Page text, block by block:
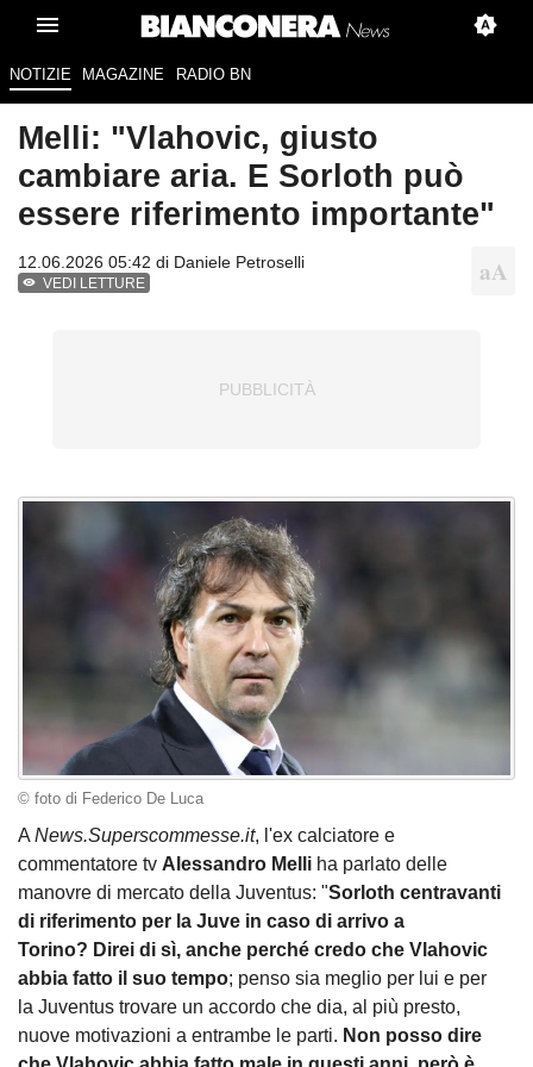
NOTIZIE MAGAZINE RADIO BN
Melli: "Vlahovic, giusto
cambiare aria. E Sorloth può
essere riferimento importante"
12.06.2026 05:42 di Daniele Petroselli
VEDI LETTURE
© foto di Federico De Luca
A News.Superscommesse.it, l'ex calciatore e
commentatore tv Alessandro Melli ha parlato delle
manovre di mercato della Juventus: "Sorloth centravanti
di riferimento per la Juve in caso di arrivo a
Torino? Direi di sì, anche perché credo che Vlahovic
abbia fatto il suo tempo; penso sia meglio per lui e per
la Juventus trovare un accordo che dia, al più presto,
nuove motivazioni a entrambe le parti. Non posso dire